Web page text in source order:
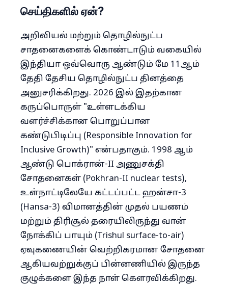
செய்திகளில் ஏன்?
அறிவியல் மற்றும் தொழில்நுட்ப
சாதனைகளைக் கொண்டாடும் வகையில்
இந்தியா ஒவ்வொரு ஆண்டும் மே 11ஆம்
தேதி தேசிய தொழில்நுட்ப தினத்தை
அனுசரிக்கிறது. 2026 இல் இதற்கான
கருப்பொருள் "உள்ளடக்கிய
வளர்ச்சிக்கான பொறுப்பான
கண்டுபிடிப்பு (Responsible Innovation for
Inclusive Growth)" என்பதாகும். 1998 ஆம்
ஆண்டு பொக்ரான்-II அணுசக்தி
சோதனைகள் (Pokhran-II nuclear tests),
உள்நாட்டிலேயே கட்டப்பட்ட ஹன்சா-3
(Hansa-3) விமானத்தின் முதல் பயணம்
மற்றும் திரிசூல் தரையிலிருந்து வான்
நோக்கிப் பாயும் (Trishul surface-to-air)
ஏவுகணையின் வெற்றிகரமான சோதனை
ஆகியவற்றுக்குப் பின்னணியில் இருந்த
குழுக்களை இந்த நாள் கௌரவிக்கிறது.